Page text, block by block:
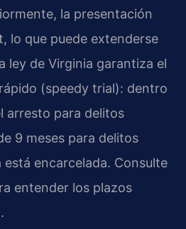
la presentación
lo que puede extenderse
ley de Virginia garantiza el
(speedy trial): dentro
arresto para delitos
9 meses para delitos
está encarcelada. Consulte
entender los plazos